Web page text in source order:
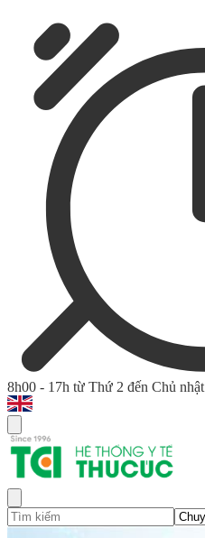
8h00 - 17h từ Thứ 2 đến Chủ nhật